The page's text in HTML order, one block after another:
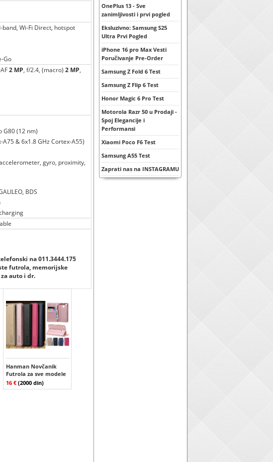
Wi-Fi Direct, hotspot
Go
2 MP, f/2.4, (macro)2 MP,
G80 (12 nm)
& 6x1.8 GHz Cortex-A55)
gyro, proximity,
BDS
na 011.3444.175
futrola, memorijske
auto i dr.
Hanman Novčanik
Futrola za sve modele
16 € (2000 din)
OnePlus 13 - Sve
zanimljivosti i prvi pogled
Eksluzivno: Samsung S25
Ultra Prvi Pogled
iPhone 16 pro Max Vesti
Poručivanje Pre-Order
Samsung Z Fold 6 Test
Samsung Z Flip 6 Test
Honor Magic 6 Pro Test
Motorola Razr 50 u Prodaji -
Spoj Elegancije i
Performansi
Xiaomi Poco F6 Test
Samsung A55 Test
Zaprati nas na INSTAGRAMU